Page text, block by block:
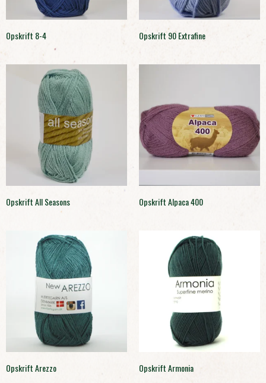
Opskrift 8-4 Opskrift 90 Extrafine
Opskrift All Seasons Opskrift Alpaca 400
Opskrift Arezzo Opskrift Armonia